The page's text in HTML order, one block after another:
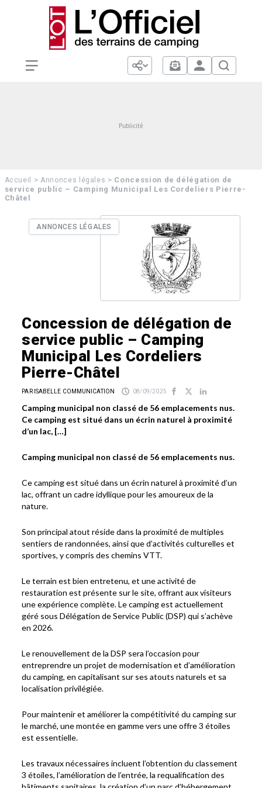
Accueil > Annonces légales > Concession de délégation de
service public – Camping Municipal Les Cordeliers Pierre-
Châtel
ANNONCES LÉGALES
Concession de délégation de
service public – Camping
Municipal Les Cordeliers
Pierre-Châtel
PAR ISABELLE COMMUNICATION 08/09/2025
Camping municipal non classé de 56 emplacements nus.
Ce camping est situé dans un écrin naturel à proximité
d’un lac, […]
Camping municipal non classé de 56 emplacements nus.
Ce camping est situé dans un écrin naturel à proximité d’un
lac, offrant un cadre idyllique pour les amoureux de la
nature.
Son principal atout réside dans la proximité de multiples
sentiers de randonnées, ainsi que d’activités culturelles et
sportives, y compris des chemins VTT.
Le terrain est bien entretenu, et une activité de
restauration est présente sur le site, offrant aux visiteurs
une expérience complète. Le camping est actuellement
géré sous Délégation de Service Public (DSP) qui s’achève
en 2026.
Le renouvellement de la DSP sera l’occasion pour
entreprendre un projet de modernisation et d’amélioration
du camping, en capitalisant sur ses atouts naturels et sa
localisation privilégiée.
Pour maintenir et améliorer la compétitivité du camping sur
le marché, une montée en gamme vers une offre 3 étoiles
est essentielle.
Les travaux nécessaires incluent l’obtention du classement
3 étoiles, l’amélioration de l’entrée, la requalification des